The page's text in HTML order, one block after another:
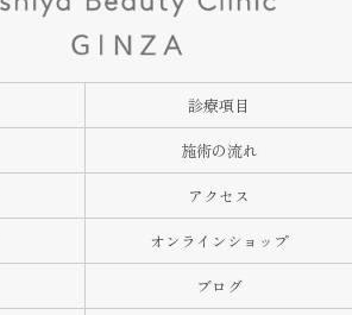
診療項目
施術の流れ
アクセス
オンラインショップ
ブログ